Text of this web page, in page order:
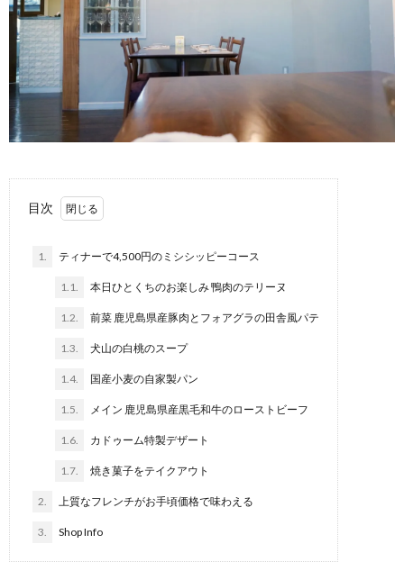
目次
1. ティナーで4,500円のミシシッピーコース
1.1. 本日ひとくちのお楽しみ 鴨肉のテリーヌ
1.2. 前菜 鹿児島県産豚肉とフォアグラの田舎風パテ
1.3. 犬山の白桃のスープ
1.4. 国産小麦の自家製パン
1.5. メイン 鹿児島県産黒毛和牛のローストビーフ
1.6. カドゥーム特製デザート
1.7. 焼き菓子をテイクアウト
2. 上質なフレンチがお手頃価格で味わえる
3. Shop Info